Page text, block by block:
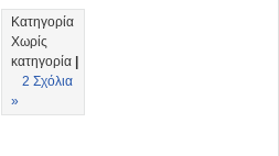
Κατηγορία
Χωρίς
κατηγορία
2 Σχόλια
»